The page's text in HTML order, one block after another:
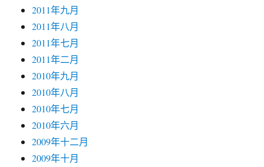
2011年九月
2011年八月
2011年七月
2011年二月
2010年九月
2010年八月
2010年七月
2010年六月
2009年十二月
2009年十月